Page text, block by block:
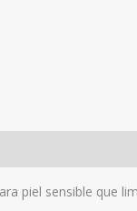
piel sensible que